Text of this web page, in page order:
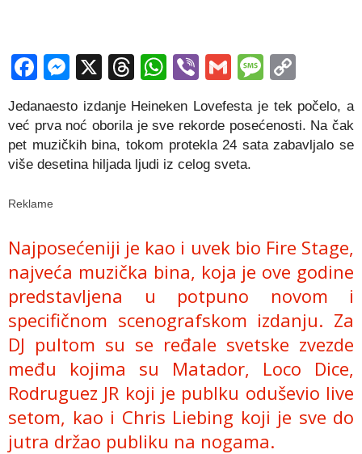
Facebook
Messenger
X Threads
WhatsApp
ViberGmail
Link
Jedanaesto izdanje Heineken Lovefesta je tek počelo, a
već prva noć oborila je sve rekorde posećenosti. Na čak
pet muzičkih bina, tokom protekla 24 sata zabavljalo se
više desetina hiljada ljudi iz celog sveta.
Reklame
Najposećeniji je kao i uvek bio Fire Stage,
najveća muzička bina, koja je ove godine
predstavljena u potpuno novom i
specifičnom scenografskom izdanju. Za
DJ pultom su se ređale svetske zvezde
među kojima su Matador, Loco Dice,
Rodruguez JR koji je publku oduševio live
setom, kao i Chris Liebing koji je sve do
jutra držao publiku na nogama.